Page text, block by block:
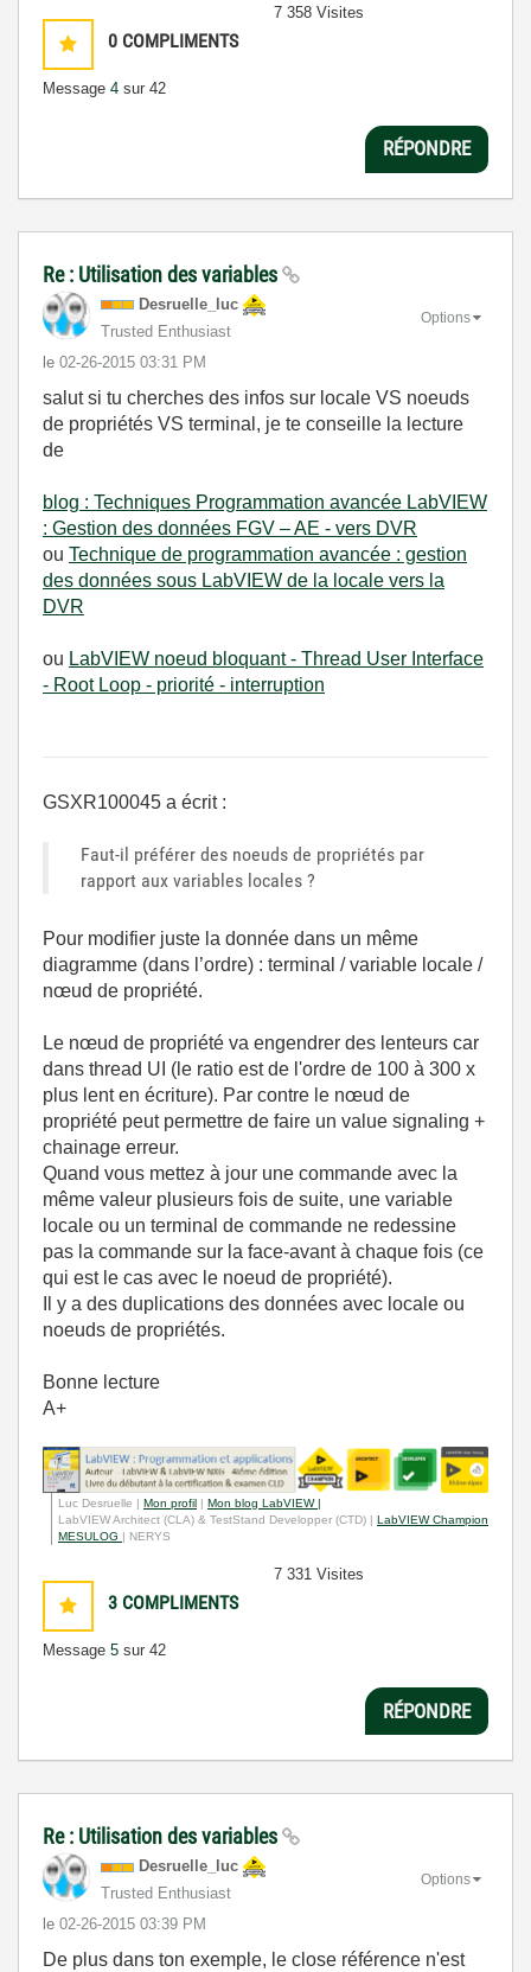
0 COMPLIMENTS
Message 4 sur 42
7 358 Visites
RÉPONDRE
Re : Utilisation des variables
Desruelle_luc
Trusted Enthusiast
le ‎02-26-2015 03:31 PM
Options
salut si tu cherches des infos sur locale VS noeuds
de propriétés VS terminal, je te conseille la lecture
de
blog : Techniques Programmation avancée LabVIEW
: Gestion des données FGV – AE - vers DVR
ou Technique de programmation avancée : gestion
des données sous LabVIEW de la locale vers la
DVR
ou LabVIEW noeud bloquant - Thread User Interface
- Root Loop - priorité - interruption
GSXR100045 a écrit :
Faut-il préférer des noeuds de propriétés par
rapport aux variables locales ?
Pour modifier juste la donnée dans un même
diagramme (dans l’ordre) : terminal / variable locale /
nœud de propriété.
Le nœud de propriété va engendrer des lenteurs car
dans thread UI (le ratio est de l'ordre de 100 à 300 x
plus lent en écriture). Par contre le nœud de
propriété peut permettre de faire un value signaling +
chainage erreur.
Quand vous mettez à jour une commande avec la
même valeur plusieurs fois de suite, une variable
locale ou un terminal de commande ne redessine
pas la commande sur la face-avant à chaque fois (ce
qui est le cas avec le noeud de propriété).
Il y a des duplications des données avec locale ou
noeuds de propriétés.
Bonne lecture
A+
Luc Desruelle | Mon profil | Mon blog LabVIEW |
LabVIEW Architect (CLA) & TestStand Developper (CTD) | LabVIEW Champion
MESULOG | NERYS
3 COMPLIMENTS
Message 5 sur 42
7 331 Visites
RÉPONDRE
Re : Utilisation des variables
Desruelle_luc
Trusted Enthusiast
le ‎02-26-2015 03:39 PM
Options
De plus dans ton exemple, le close référence n'est